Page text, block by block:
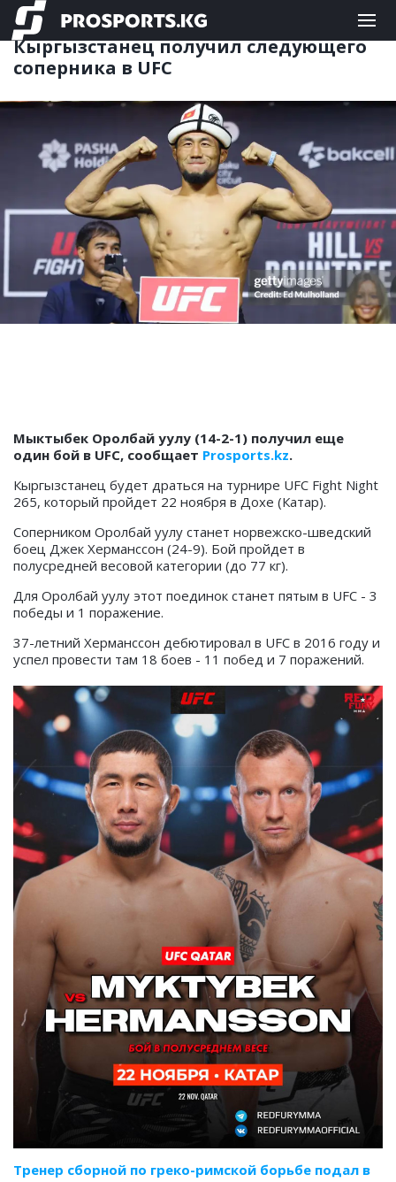
ЕДИНОБОРСТВА 29.09.2025 11:59
Кыргызстанец получил следующего
соперника в UFC
Мыктыбек Оролбай уулу (14-2-1) получил еще
один бой в UFC, сообщает Prosports.kz.
Кыргызстанец будет драться на турнире UFC Fight Night
265, который пройдет 22 ноября в Дохе (Катар).
Соперником Оролбай уулу станет норвежско-шведский
боец Джек Херманссон (24-9). Бой пройдет в
полусредней весовой категории (до 77 кг).
Для Оролбай уулу этот поединок станет пятым в UFC - 3
победы и 1 поражение.
37-летний Херманссон дебютировал в UFC в 2016 году и
успел провести там 18 боев - 11 побед и 7 поражений.
Тренер сборной по греко-римской борьбе подал в